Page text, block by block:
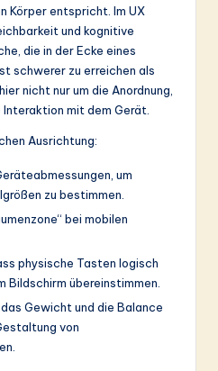
Körper entspricht. Im UX
und kognitive
die in der Ecke eines
schwerer zu erreichen als
nicht nur um die Anordnung,
mit dem Gerät.
Ausrichtung:
um
zu bestimmen.
bei mobilen
physische Tasten logisch
Bildschirm übereinstimmen.
Gewicht und die Balance
von